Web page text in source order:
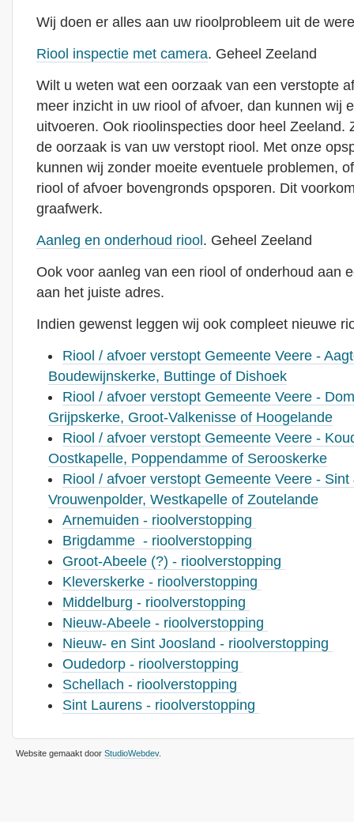
Wij doen er alles aan uw rioolprobleem uit de
Riool inspectie met camera. Geheel Zeeland
Wilt u weten wat een oorzaak van een verstopte
meer inzicht in uw riool of afvoer, dan kunnen wij
uitvoeren. Ook rioolinspecties door heel Zeeland.
de oorzaak is van uw verstopt riool. Met onze
kunnen wij zonder moeite eventuele problemen,
riool of afvoer bovengronds opsporen. Dit
graafwerk.
Aanleg en onderhoud riool . Geheel Zeeland
Ook voor aanleg van een riool of onderhoud aan
aan het juiste adres.
Indien gewenst leggen wij ook compleet nieuwe
Riool / afvoer verstopt Gemeente Veere -
Boudewijnskerke, Buttinge of Dishoek
Riool / afvoer verstopt Gemeente Veere -
Grijpskerke, Groot-Valkenisse of Hoogelande
Riool / afvoer verstopt Gemeente Veere -
Oostkapelle, Poppendamme of Serooskerke
Riool / afvoer verstopt Gemeente Veere -
Vrouwenpolder, Westkapelle of Zoutelande
Arnemuiden - rioolverstopping
Brigdamme - rioolverstopping
Groot-Abeele (?) - rioolverstopping
Kleverskerke - rioolverstopping
Middelburg - rioolverstopping
Nieuw-Abeele - rioolverstopping
Nieuw- en Sint Joosland - rioolverstopping
Oudedorp - rioolverstopping
Schellach - rioolverstopping
Sint Laurens - rioolverstopping
Website gemaakt door StudioWebdev.